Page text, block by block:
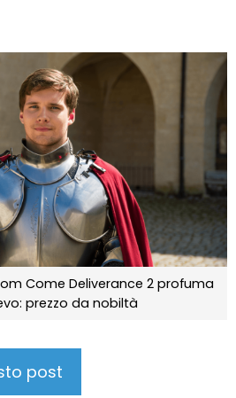
Come Deliverance 2 profuma
prezzo da nobiltà
post